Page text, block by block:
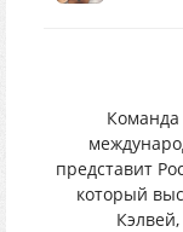
Команда
представит
который